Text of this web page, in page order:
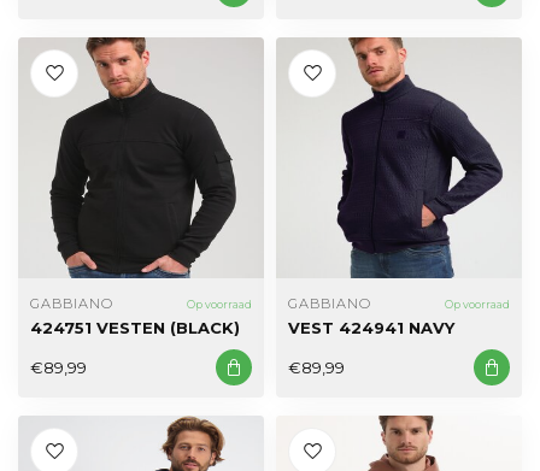
GABBIANO Op voorraad
424751 VESTEN (BLACK)
€89,99
GABBIANO Op voorraad
VEST 424941 NAVY
€89,99